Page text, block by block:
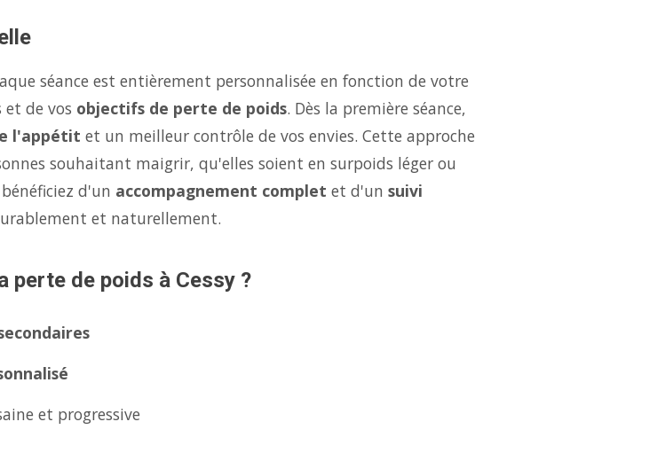
séance est entièrement personnalisée en fonction de votre
de vos objectifs de perte de poids. Dès la première séance,
l'appétit et un meilleur contrôle de vos envies. Cette approche
souhaitant maigrir, qu'elles soient en surpoids léger ou
d'un accompagnement complet et d'un suivi
et naturellement.
perte de poids à Cessy ?
et progressive